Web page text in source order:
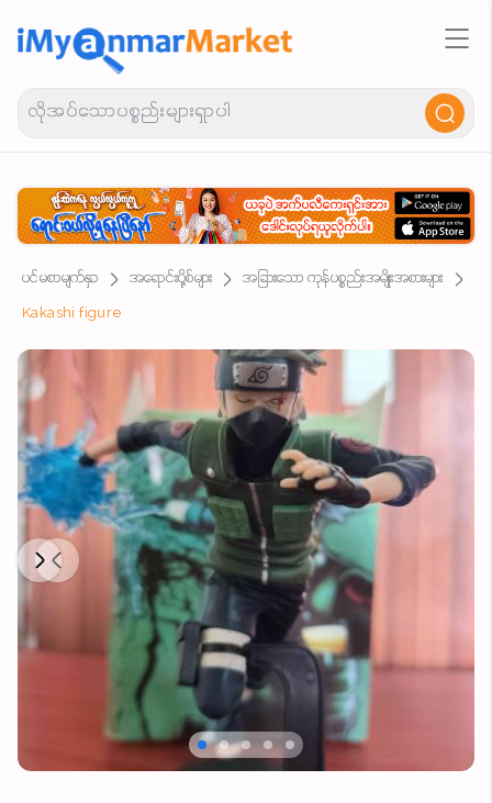
ပင်မစာမျက်နှာ အရောင်းပို့စ်များ
အခြားသော ကုန်ပစ္စည်းအမျိုးအစားများ
Kakashi figure
Previous
Next